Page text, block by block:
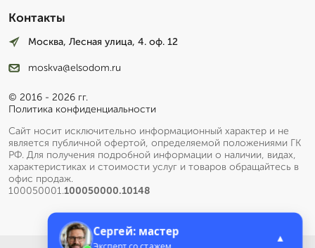
Контакты
Москва, Лесная улица, 4. оф. 12
moskva@elsodom.ru
© 2016 - 2026 гг.
Политика конфиденциальности
Сайт носит исключительно информационный характер и не
является публичной офертой, определяемой положениями ГК
РФ. Для получения подробной информации о наличии, видах,
характеристиках и стоимости услуг и товаров обращайтесь в
офис продаж.
100050001.100050000.10148
Сергей: мастер ▲